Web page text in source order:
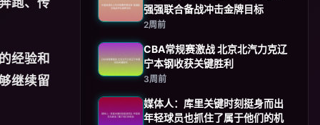
经验和
继续留
强强联合备战冲击金牌目标
2周前
CBA常规赛激战 北京北汽力克辽
宁本钢收获关键胜利
3周前
媒体人：库里关键时刻挺身而出
年轻球员也抓住了属于他们的机